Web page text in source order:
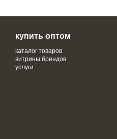
купить оптом
каталог товаров
витрины брендов
услуги